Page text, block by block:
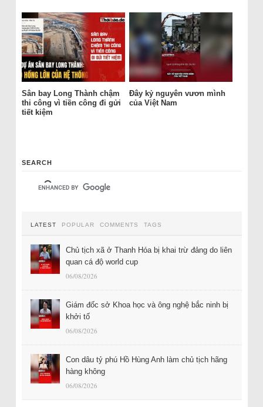
Sân bay Long Thành chậm
thi công vì tiền công đi gửi
tiết kiệm
Đây kỷ nguyên vươn mình
của Việt Nam
SEARCH
LATEST POPULAR COMMENTS TAGS
Chủ tịch xã ở Thanh Hóa bị khai trừ đảng do liên
quan cá độ world cup
06/08/2026
Giám đốc sở Khoa học và ông nghệ bắc ninh bị
khởi tố
06/08/2026
Con dâu tỷ phú Hồ Hùng Anh làm chủ tịch hãng
hàng không
06/08/2026